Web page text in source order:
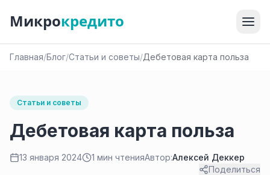
Микрокредито
Главная/Блог/Статьи и советы/Дебетовая карта польза
Статьи и советы
Дебетовая карта польза
13 января 2024 1 мин чтенияАвтор:Алексей Деккер
Поделиться